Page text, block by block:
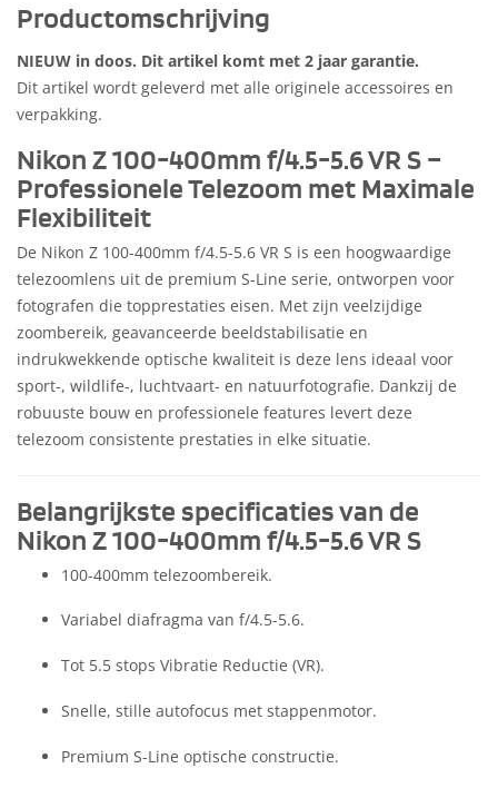
Productomschrijving
NIEUW in doos. Dit artikel komt met 2 jaar garantie.
Dit artikel wordt geleverd met alle originele accessoires en
verpakking.
Nikon Z 100-400mm f/4.5-5.6 VR S –
Professionele Telezoom met Maximale
Flexibiliteit
De Nikon Z 100-400mm f/4.5-5.6 VR S is een hoogwaardige
telezoomlens uit de premium S-Line serie, ontworpen voor
fotografen die topprestaties eisen. Met zijn veelzijdige
zoombereik, geavanceerde beeldstabilisatie en
indrukwekkende optische kwaliteit is deze lens ideaal voor
sport-, wildlife-, luchtvaart- en natuurfotografie. Dankzij de
robuuste bouw en professionele features levert deze
telezoom consistente prestaties in elke situatie.
Belangrijkste specificaties van de
Nikon Z 100-400mm f/4.5-5.6 VR S
100-400mm telezoombereik.
Variabel diafragma van f/4.5-5.6.
Tot 5.5 stops Vibratie Reductie (VR).
Snelle, stille autofocus met stappenmotor.
Premium S-Line optische constructie.